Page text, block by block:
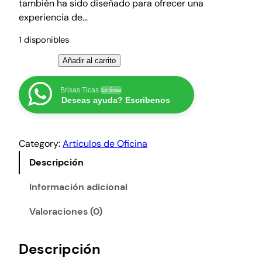
también ha sido diseñado para ofrecer una
experiencia de…
1 disponibles
p
i
r
d
o
r
Añadir al carrito
Brisas Ticas En línea
Deseas ayuda? Escribenos
Category:Articulos de Oficina
Descripción
Información adicional
Valoraciones (0)
Descripción